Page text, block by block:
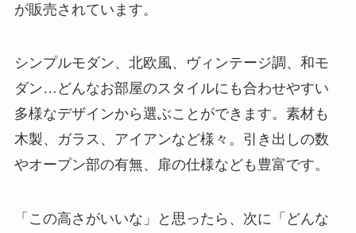
が販売されています。
シンプルモダン、北欧風、ヴィンテージ調、和モ
ダン…どんなお部屋のスタイルにも合わせやすい
多様なデザインから選ぶことができます。素材も
木製、ガラス、アイアンなど様々。引き出しの数
やオープン部の有無、扉の仕様なども豊富です。
「この高さがいいな」と思ったら、次に「どんな